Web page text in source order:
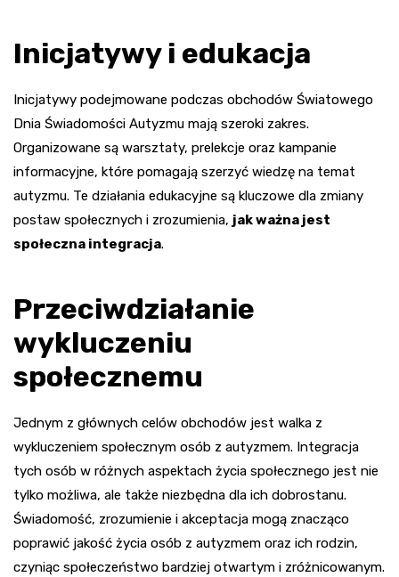
Inicjatywy i edukacja
Inicjatywy podejmowane podczas obchodów Światowego
Dnia Świadomości Autyzmu mają szeroki zakres.
Organizowane są warsztaty, prelekcje oraz kampanie
informacyjne, które pomagają szerzyć wiedzę na temat
autyzmu. Te działania edukacyjne są kluczowe dla zmiany
postaw społecznych i zrozumienia, jak ważna jest
społeczna integracja.
Przeciwdziałanie
wykluczeniu
społecznemu
Jednym z głównych celów obchodów jest walka z
wykluczeniem społecznym osób z autyzmem. Integracja
tych osób w różnych aspektach życia społecznego jest nie
tylko możliwa, ale także niezbędna dla ich dobrostanu.
Świadomość, zrozumienie i akceptacja mogą znacząco
poprawić jakość życia osób z autyzmem oraz ich rodzin,
czyniąc społeczeństwo bardziej otwartym i zróżnicowanym.